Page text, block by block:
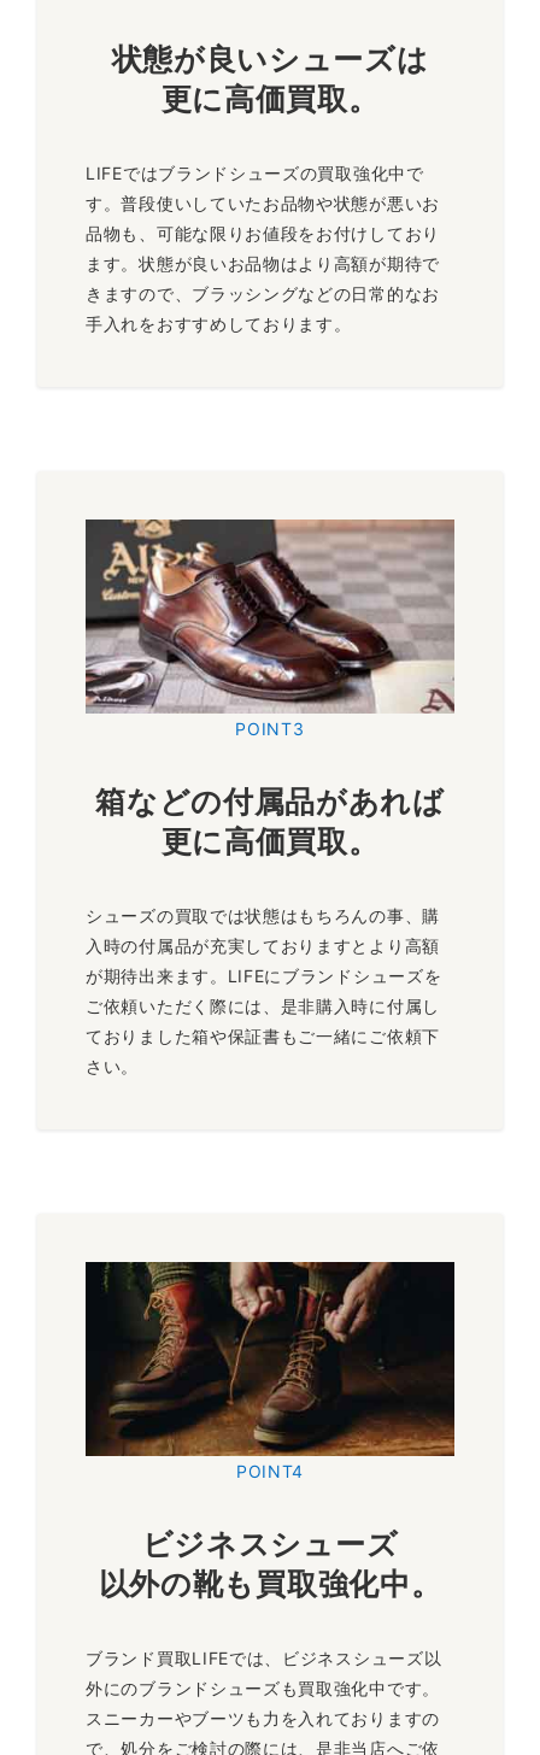
状態が良いシューズは
更に高価買取。
LIFEではブランドシューズの買取強化中で
す。普段使いしていたお品物や状態が悪いお
品物も、可能な限りお値段をお付けしており
ます。状態が良いお品物はより高額が期待で
きますので、ブラッシングなどの日常的なお
手入れをおすすめしております。
POINT3
箱などの付属品があれば
更に高価買取。
シューズの買取では状態はもちろんの事、購
入時の付属品が充実しておりますとより高額
が期待出来ます。LIFEにブランドシューズを
ご依頼いただく際には、是非購入時に付属し
ておりました箱や保証書もご一緒にご依頼下
さい。
POINT4
ビジネスシューズ
以外の靴も 買取強化中。
ブランド買取LIFEでは、ビジネスシューズ以
外にのブランドシューズも買取強化中です。
スニーカーやブーツも力を入れておりますの
で、処分をご検討の際には、是非当店へご依